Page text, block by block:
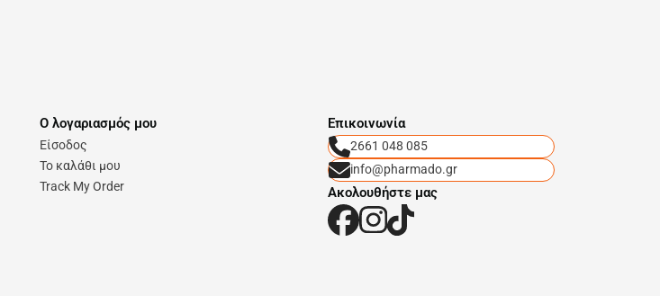
Ο λογαριασμός μου
Είσοδος
Το καλάθι μου
Track My Order
Eπικοινωνία
2661 048 085
info@pharmado.gr
Ακολουθήστε μας